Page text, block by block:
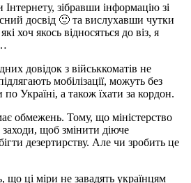
зібравши інформацію зі
досвід 🙂 та вислухавши чутки
хоч якось відносяться до віз, я
довідок з військкоматів не
мобілізації, можуть без
Україні, а також їхати за кордон.
обмежень. Тому, що міністерство
щоб змінити діюче
дезертирству. Але чи зробить це
що ці міри не завадять українцям